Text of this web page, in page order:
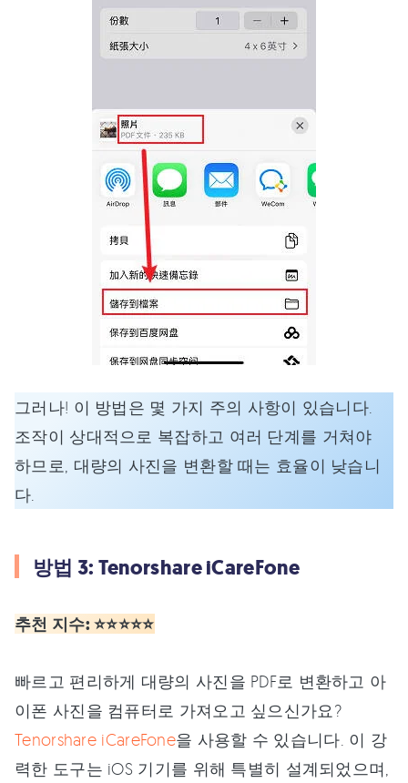
그러나! 이 방법은 몇 가지 주의 사항이 있습니다.
조작이 상대적으로 복잡하고 여러 단계를 거쳐야
하므로, 대량의 사진을 변환할 때는 효율이 낮습니
다.
방법 3: Tenorshare iCareFone
추천 지수: ⭐⭐⭐⭐⭐
빠르고 편리하게 대량의 사진을 PDF로 변환하고 아
이폰 사진을 컴퓨터로 가져오고 싶으신가요?
Tenorshare iCareFone을 사용할 수 있습니다. 이 강
력한 도구는 iOS 기기를 위해 특별히 설계되었으며,